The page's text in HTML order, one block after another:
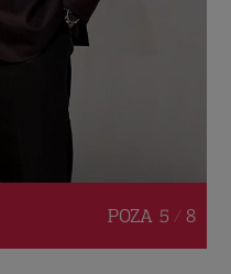
POZA 5 / 8